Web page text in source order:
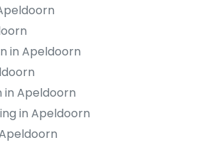
in Apeldoorn
Apeldoorn
in Apeldoorn